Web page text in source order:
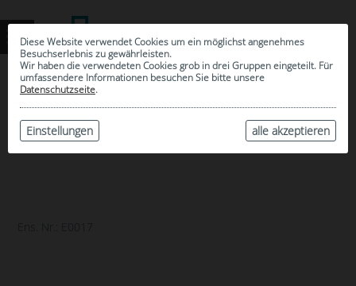
Diese Website verwendet Cookies um ein möglichst angenehmes
Besuchserlebnis zu gewährleisten.
Wir haben die verwendeten Cookies grob in drei Gruppen eingeteilt. Für
umfassendere Informationen besuchen Sie bitte unsere
Datenschutzseite.
alle akzeptieren
Einstellungen
ARCHIV